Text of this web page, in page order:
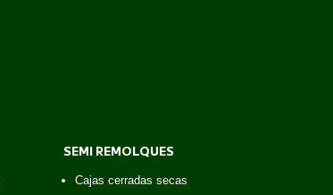
SEMI REMOLQUES
Cajas cerradas secas